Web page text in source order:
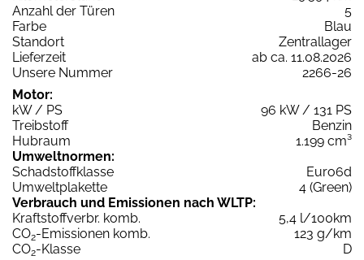
Anzahl der Türen
5
Farbe
Blau
Standort
Zentrallager
Lieferzeit
ab ca. 11.08.2026
Unsere Nummer
2266-26
Motor:
kW / PS
96 kW / 131 PS
Treibstoff
Benzin
Hubraum
1.199 cm³
Umweltnormen:
Schadstoffklasse
Euro6d
Umweltplakette
4 (Green)
Verbrauch und Emissionen nach WLTP:
Kraftstoffverbr. komb.
5,4 l/100km
CO2-Emissionen komb.
123 g/km
CO2-Klasse
D